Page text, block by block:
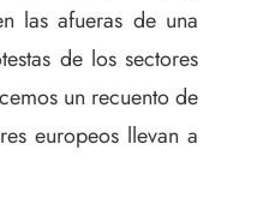
las afueras de una
de los sectores
un recuento de
europeos llevan a